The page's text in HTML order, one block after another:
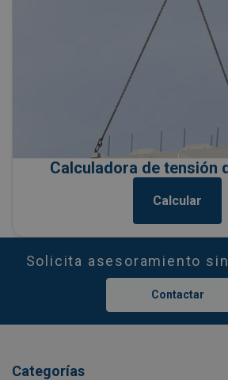
Calculadora de tensión
Calcular
Solicita asesoramiento
Contactar
Categorías